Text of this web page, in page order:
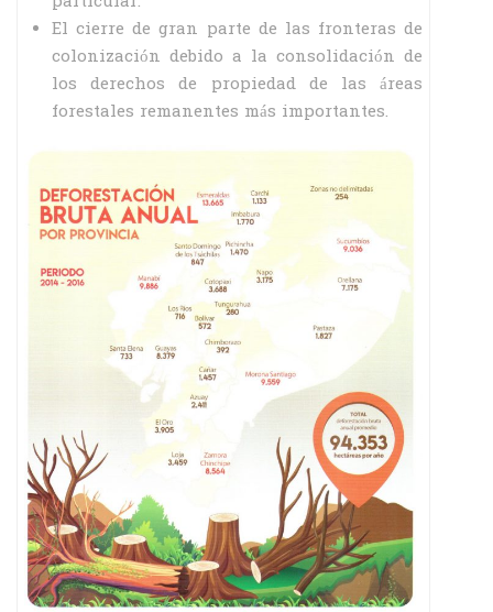
El cierre de gran parte de las fronteras de
colonización debido a la consolidación de
los derechos de propiedad de las áreas
forestales remanentes más importantes.